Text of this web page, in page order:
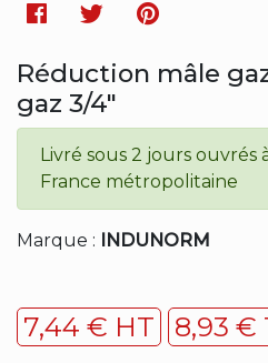
Facebook
TwitterPinterest
Réduction mâle
gaz 3/4"
Livré sous 2 jours ouvrés
France métropolitaine
Marque : INDUNORM
7,44 € HT 8,93 €